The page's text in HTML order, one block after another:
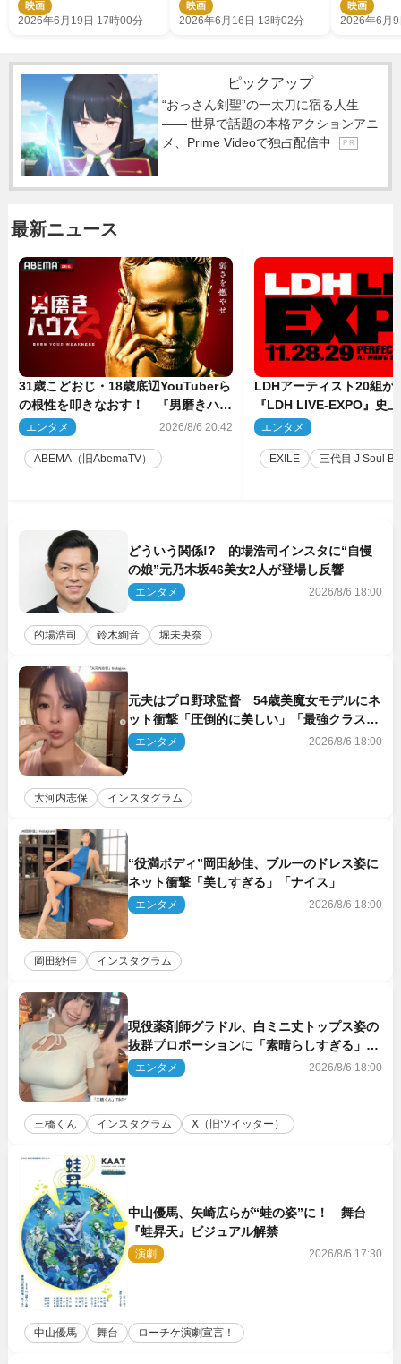
トも！
映画
2026年6月19日 17時00分
映画
2026年6月16日 13時02分
んはワル
映画
2026年6月
ピックアップ
“おっさん剣聖”の一太刀に宿る人生
―― 世界で話題の本格アクションアニ
メ、Prime Videoで独占配信中
P R
最新ニュース
31歳こどおじ・18歳底辺YouTuberら
の根性を叩きなおす！ 『男磨きハウ
ス』第2弾コーチ陣発表
エンタメ 2026/8/6 20:42
ABEMA（旧AbemaTV）
LDHアーティスト20組
『LDH LIVE‐EXPO』史
技場で開催決定
エンタメ
EXILE 三代目 J Soul
どういう関係!? 的場浩司インスタに“自慢
の娘”元乃木坂46美女2人が登場し反響
エンタメ 2026/8/6 18:00
的場浩司 鈴木絢音 堀未央奈
元夫はプロ野球監督 54歳美魔女モデルにネ
ット衝撃「圧倒的に美しい」「最強クラス」
「うっとり」
エンタメ 2026/8/6 18:00
大河内志保 インスタグラム
“役満ボディ”岡田紗佳、ブルーのドレス姿に
ネット衝撃「美しすぎる」「ナイス」
エンタメ 2026/8/6 18:00
岡田紗佳 インスタグラム
現役薬剤師グラドル、白ミニ丈トップス姿の
抜群プロポーションに「素晴らしすぎる」
「すっっっご！」とネット絶賛
エンタメ 2026/8/6 18:00
三橋くん インスタグラム X（旧ツイッター）
中山優馬、矢崎広らが“蛙の姿”に！ 舞台
『蛙昇天』ビジュアル解禁
演劇 2026/8/6 17:30
中山優馬 舞台 ローチケ演劇宣言！